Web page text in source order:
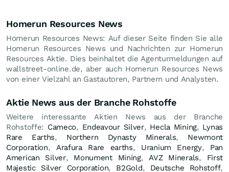
Homerun Resources News
Homerun Resources News: Auf dieser Seite finden Sie alle
Homerun Resources News und Nachrichten zur Homerun
Resources Aktie. Dies beinhaltet die Agenturmeldungen auf
wallstreet-online.de, aber auch Homerun Resources News
von einer Vielzahl an Gastautoren, Partnern und Analysten.
Aktie News aus der Branche Rohstoffe
Weitere interessante Aktien News aus der Branche
Rohstoffe: Cameco, Endeavour Silver, Hecla Mining, Lynas
Rare Earths, Northern Dynasty Minerals, Newmont
Corporation, Arafura Rare earths, Uranium Energy, Pan
American Silver, Monument Mining,AVZ Minerals, First
Majestic Silver Corporation, B2Gold, Deutsche Rohstoff,